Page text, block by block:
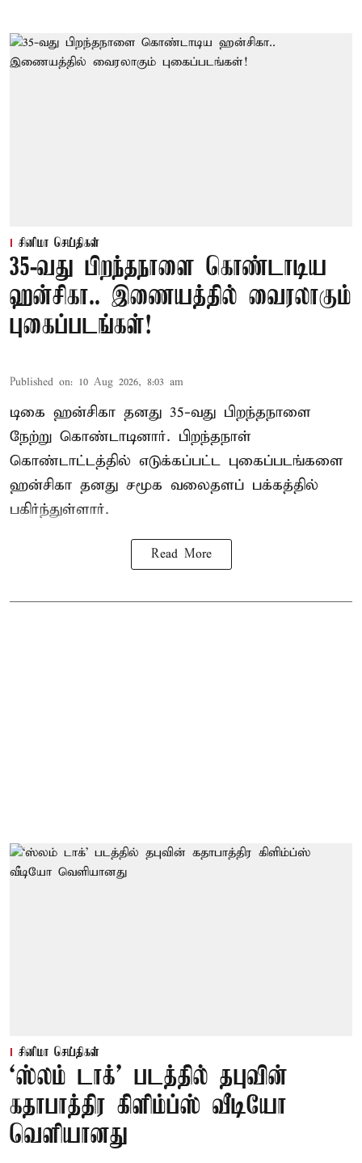
சினிமா செய்திகள்
35-வது பிறந்தநாளை கொண்டாடிய
ஹன்சிகா.. இணையத்தில் வைரலாகும்
புகைப்படங்கள்!
Published on: 10 Aug 2026, 8:03 am
டிகை ஹன்சிகா தனது 35-வது பிறந்தநாளை
நேற்று கொண்டாடினார். பிறந்தநாள்
கொண்டாட்டத்தில் எடுக்கப்பட்ட புகைப்படங்களை
ஹன்சிகா தனது சமூக வலைதளப் பக்கத்தில்
பகிர்ந்துள்ளார்.
Read More
சினிமா செய்திகள்
‘ஸ்லம் டாக்’ படத்தில் தபுவின்
கதாபாத்திர கிளிம்ப்ஸ் வீடியோ
வெளியானது